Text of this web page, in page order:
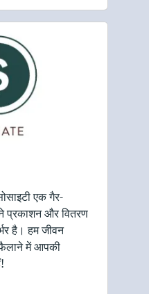
एक गैर-
प्रकाशन और वितरण
है। हम जीवन
में आपकी